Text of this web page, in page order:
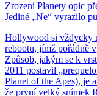
Zrození Planety opic
Jediné „Ne“ vyrazilo
Hollywood si vždycky
rebootu, jímž pořádně
Způsob, jakým se k
2011 postavil
Planet of the Apes), je
že první velký snímek